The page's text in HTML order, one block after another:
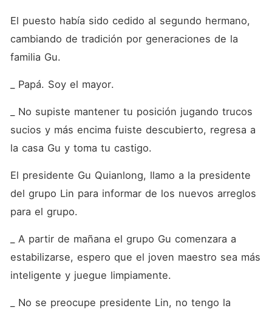
El puesto había sido cedido al segundo hermano,
cambiando de tradición por generaciones de la
familia Gu.
_ Papá. Soy el mayor.
_ No supiste mantener tu posición jugando trucos
sucios y más encima fuiste descubierto, regresa a
la casa Gu y toma tu castigo.
El presidente Gu Quianlong, llamo a la presidente
del grupo Lin para informar de los nuevos arreglos
para el grupo.
_ A partir de mañana el grupo Gu comenzara a
estabilizarse, espero que el joven maestro sea más
inteligente y juegue limpiamente.
_ No se preocupe presidente Lin, no tengo la